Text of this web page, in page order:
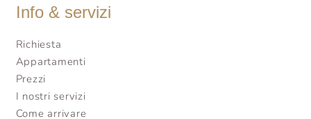
Info & servizi
Richiesta
Appartamenti
Prezzi
I nostri servizi
Come arrivare